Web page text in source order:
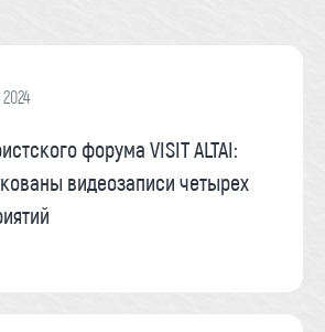
форума VISIT ALTAI:
видеозаписи четырех